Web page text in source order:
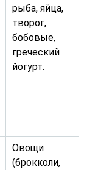
рыба, яйца,
творог,
бобовые,
греческий
йогурт.
Овощи
(брокколи,